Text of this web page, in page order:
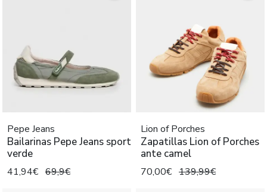
Pepe Jeans
Bailarinas Pepe Jeans sport
verde
41,94€ 69,9€
Lion of Porches
Zapatillas Lion of Porches
ante camel
70,00€ 139,99€